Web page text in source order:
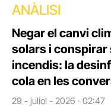
ANÀLISI
Negar el canvi
solars i conspirar
incendis: la
cola en les
29 - juliol - 2026 · 02:47